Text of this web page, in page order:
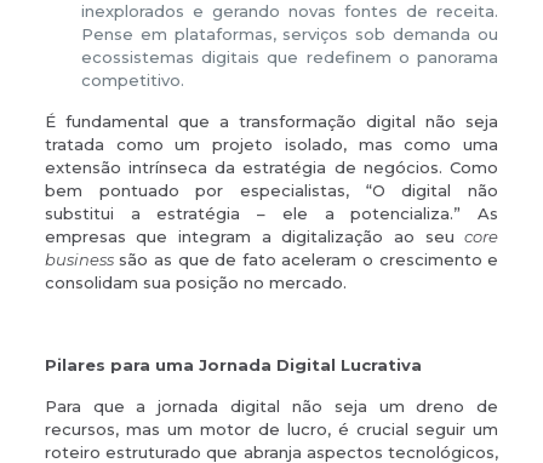
inexplorados e gerando novas fontes de receita.
Pense em plataformas, serviços sob demanda ou
ecossistemas digitais que redefinem o panorama
competitivo.
É fundamental que a transformação digital não seja
tratada como um projeto isolado, mas como uma
extensão intrínseca da estratégia de negócios. Como
bem pontuado por especialistas, “O digital não
substitui a estratégia – ele a potencializa.” As
empresas que integram a digitalização ao seucore
businesssão as que de fato aceleram o crescimento e
consolidam sua posição no mercado.
Pilares para uma Jornada Digital Lucrativa
Para que a jornada digital não seja um dreno de
recursos, mas um motor de lucro, é crucial seguir um
roteiro estruturado que abranja aspectos tecnológicos,